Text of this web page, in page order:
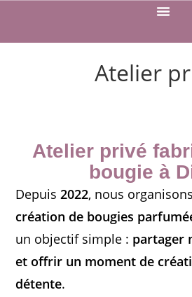
Atelier
Atelier privé
bougie à
Depuis2022, nous
création de bougies
un objectif simple : partager
et offrir un moment de
détente.